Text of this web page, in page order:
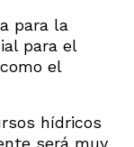
para la
para el
el
hídricos
será muy